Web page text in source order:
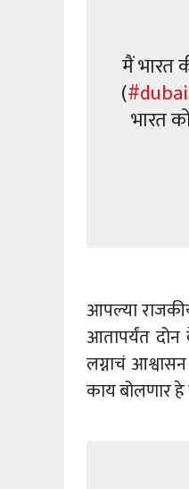
मैं भारत
(#dubai
भारत
आपल्या
आतापर्यंत
लग्नाचं
काय बोलणार